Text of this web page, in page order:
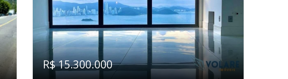
R$ 15.300.000